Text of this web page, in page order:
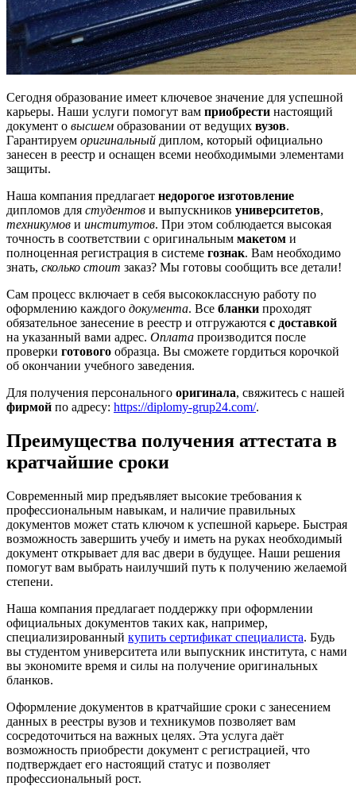
Сегодня образование имеет ключевое значение для успешной
карьеры. Наши услуги помогут вам приобрести настоящий
документ о высшем образовании от ведущих вузов.
Гарантируем оригинальный диплом, который официально
занесен в реестр и оснащен всеми необходимыми элементами
защиты.
Наша компания предлагает недорогое изготовление
дипломов для студентов и выпускников университетов,
техникумов и институтов. При этом соблюдается высокая
точность в соответствии с оригинальным макетом и
полноценная регистрация в системе гознак. Вам необходимо
знать, сколько стоит заказ? Мы готовы сообщить все детали!
Сам процесс включает в себя высококлассную работу по
оформлению каждого документа. Все бланки проходят
обязательное занесение в реестр и отгружаются с доставкой
на указанный вами адрес. Оплата производится после
проверки готового образца. Вы сможете гордиться корочкой
об окончании учебного заведения.
Для получения персонального оригинала, свяжитесь с нашей
фирмой по адресу: https://diplomy-grup24.com/.
Преимущества получения аттестата в
кратчайшие сроки
Современный мир предъявляет высокие требования к
профессиональным навыкам, и наличие правильных
документов может стать ключом к успешной карьере. Быстрая
возможность завершить учебу и иметь на руках необходимый
документ открывает для вас двери в будущее. Наши решения
помогут вам выбрать наилучший путь к получению желаемой
степени.
Наша компания предлагает поддержку при оформлении
официальных документов таких как, например,
специализированный купить сертификат специалиста. Будь
вы студентом университета или выпускник института, с нами
вы экономите время и силы на получение оригинальных
бланков.
Оформление документов в кратчайшие сроки с занесением
данных в реестры вузов и техникумов позволяет вам
сосредоточиться на важных целях. Эта услуга даёт
возможность приобрести документ с регистрацией, что
подтверждает его настоящий статус и позволяет
профессиональный рост.